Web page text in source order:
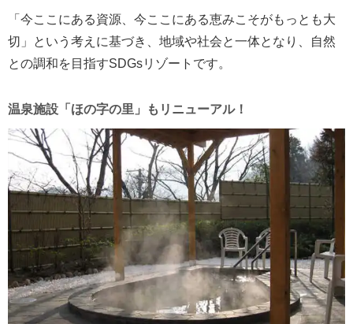
「今ここにある資源、今ここにある恵みこそがもっとも大
切」という考えに基づき、地域や社会と一体となり、自然
との調和を目指すSDGsリゾートです。
温泉施設「ほの字の里」もリニューアル！